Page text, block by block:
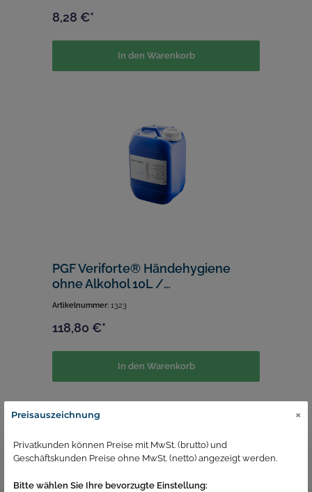
8,28 €*
In den Warenkorb
PGF Veriforte® Händehygiene
ohne Alkohol 10L /
gebrauchsfertig
Artikelnummer: 1323
118,80 €*
In den Warenkorb
Preisauszeichnung ×
Privatkunden können Preise mit MwSt. (brutto) und
Geschäftskunden Preise ohne MwSt. (netto) angezeigt werden.
Bitte wählen Sie Ihre bevorzugte Einstellung: